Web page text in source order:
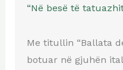
“Në besë të
Me titullin “Ballata
botuar në gjuhën